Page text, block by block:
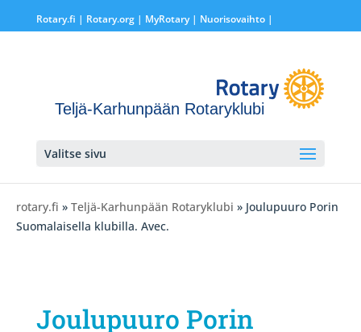
Rotary.fi | Rotary.org| MyRotary | Nuorisovaihto|
Teljä-Karhunpään Rotaryklubi
Valitse sivu
rotary.fi » Teljä-Karhunpään Rotaryklubi » Joulupuuro Porin
Suomalaisella klubilla. Avec.
Joulupuuro Porin